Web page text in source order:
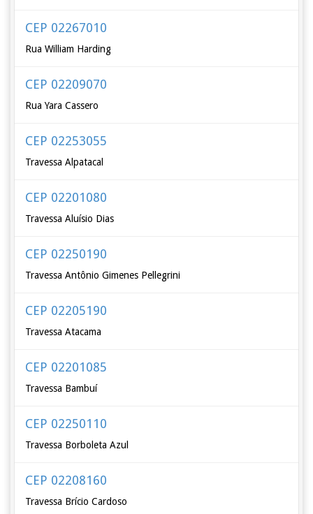
CEP 02267010
Rua William Harding
CEP 02209070
Rua Yara Cassero
CEP 02253055
Travessa Alpatacal
CEP 02201080
Travessa Aluísio Dias
CEP 02250190
Travessa Antônio Gimenes Pellegrini
CEP 02205190
Travessa Atacama
CEP 02201085
Travessa Bambuí
CEP 02250110
Travessa Borboleta Azul
CEP 02208160
Travessa Brício Cardoso